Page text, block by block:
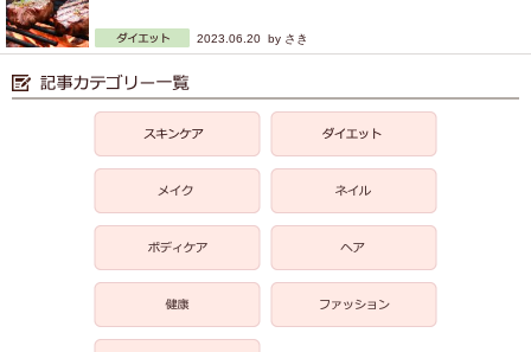
2023.06.20 by さき